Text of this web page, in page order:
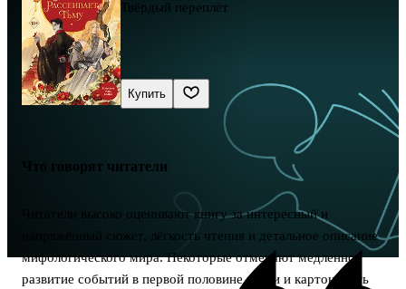
Твёрдый переплёт
Купить
Что говорят читатели
Читатели высоко оценивают книгу за интересный и
напряжённый сюжет, лёгкость чтения и детальное описание
мифологического мира. Некоторые отмечают медленное
развитие событий в первой половине книги и картонность